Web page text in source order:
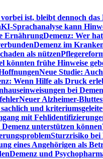
ist, bleibt dennoch das
KI-Sprachanalyse kann
ErnährungDemenz: Wer
Demenz im
als nützen
könnten frühe Hinweise
Neue Studie:
Wenn Hilfe als Druck
bei
Neuer Alzheimer-
und
mit
unterstützen können
Sturzrisiko bei
eines Angehörigen als
Demenz und